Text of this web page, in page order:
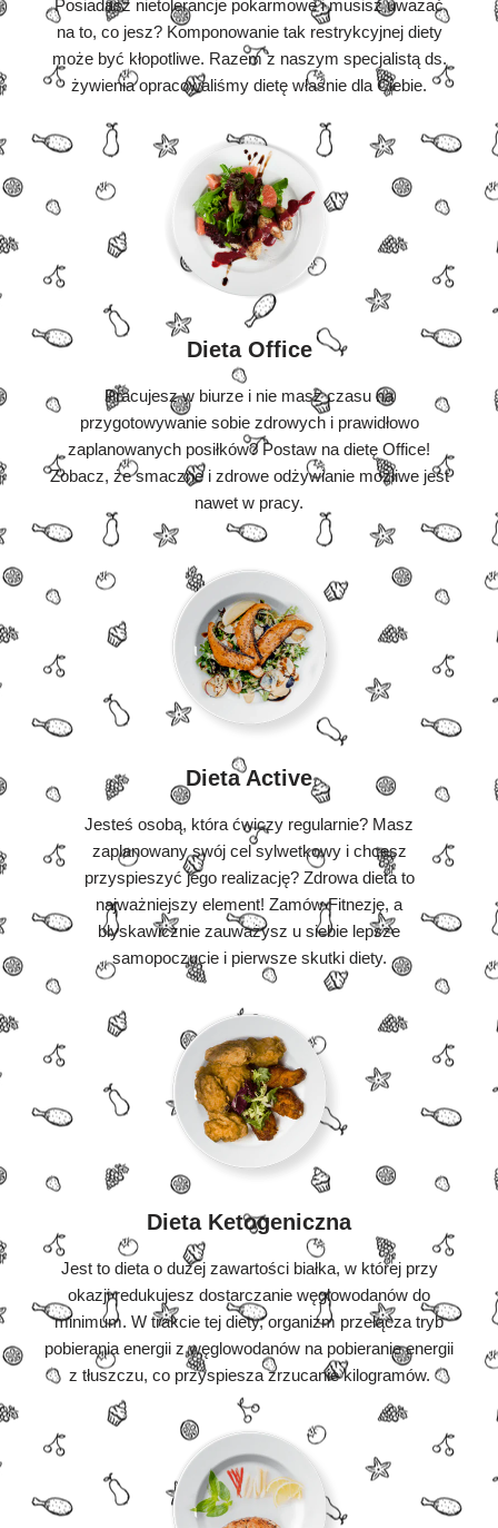
Posiadasz nietolerancje pokarmowe i musisz uważać
na to, co jesz? Komponowanie tak restrykcyjnej diety
może być kłopotliwe. Razem z naszym specjalistą ds.
żywienia opracowaliśmy dietę właśnie dla Ciebie.
Dieta Office
Pracujesz w biurze i nie masz czasu na
przygotowywanie sobie zdrowych i prawidłowo
zaplanowanych posiłków? Postaw na dietę Office!
Zobacz, że smaczne i zdrowe odżywianie możliwe jest
nawet w pracy.
Dieta Active
Jesteś osobą, która ćwiczy regularnie? Masz
zaplanowany swój cel sylwetkowy i chcesz
przyspieszyć jego realizację? Zdrowa dieta to
najważniejszy element! Zamów Fitnezję, a
błyskawicznie zauważysz u siebie lepsze
samopoczucie i pierwsze skutki diety.
Dieta Ketogeniczna
Jest to dieta o dużej zawartości białka, w której przy
okazji redukujesz dostarczanie węglowodanów do
minimum. W trakcie tej diety, organizm przełącza tryb
pobierania energii z węglowodanów na pobieranie energii
z tłuszczu, co przyspiesza zrzucanie kilogramów.